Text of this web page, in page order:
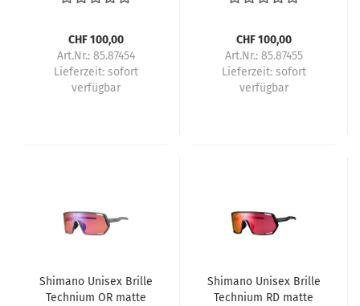
CHF 100,00
Art.Nr.: 85.87454
Lieferzeit: sofort
verfügbar
CHF 100,00
Art.Nr.: 85.87455
Lieferzeit: sofort
verfügbar
Shimano Unisex Brille
Technium OR matte
Shimano Unisex Brille
Technium RD matte